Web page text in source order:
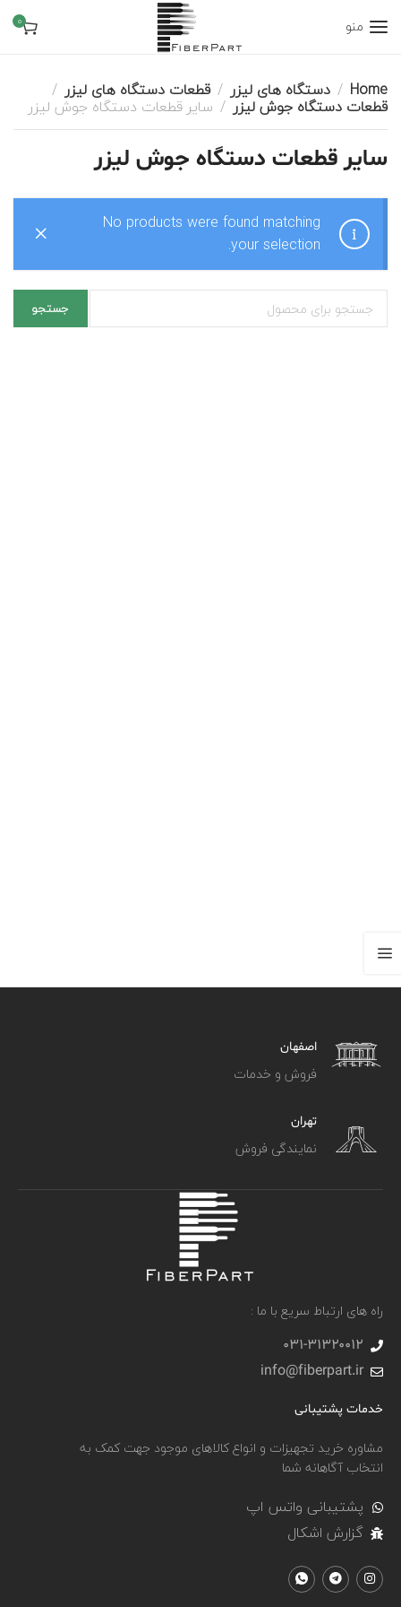
منو 0
Home دستگاه های لیزر قطعات دستگاه های لیزر
قطعات دستگاه جوش لیزر سایر قطعات دستگاه جوش لیزر
سایر قطعات دستگاه جوش لیزر
No products were found matching
your selection.
جستجو
اصفهان
فروش و خدمات
تهران
نمایندگی فروش
راه های ارتباط سریع با ما :
031-۳۱۳۲۰۰۱۲
info@fiberpart.ir
خدمات پشتیبانی
مشاوره خرید تجهیزات و انواع کالاهای موجود جهت کمک به
انتخاب آگاهانه شما
پشتیبانی واتس اپ
گزارش اشکال